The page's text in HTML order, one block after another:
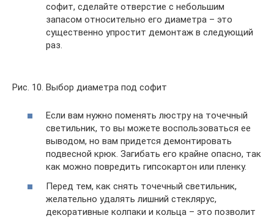
софит, сделайте отверстие с небольшим
запасом относительно его диаметра – это
существенно упростит демонтаж в следующий
раз.
Рис. 10. Выбор диаметра под софит
Если вам нужно поменять люстру на точечный
светильник, то вы можете воспользоваться ее
выводом, но вам придется демонтировать
подвесной крюк. Загибать его крайне опасно, так
как можно повредить гипсокартон или пленку.
Перед тем, как снять точечный светильник,
желательно удалять лишний стеклярус,
декоративные колпаки и кольца – это позволит